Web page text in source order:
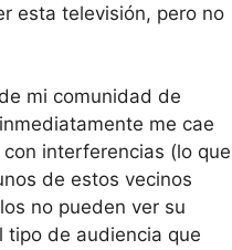
esta televisión, pero no
mi comunidad de
me cae
interferencias (lo que
de estos vecinos
no pueden ver su
tipo de audiencia que